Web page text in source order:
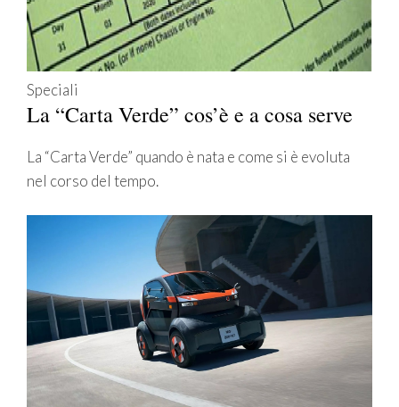
Speciali
La “Carta Verde” cos’è e a cosa serve
La “Carta Verde” quando è nata e come si è evoluta
nel corso del tempo.